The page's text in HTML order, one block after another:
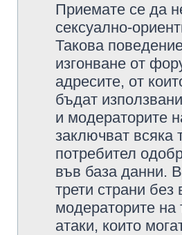
Приемате се да
сексуално-
Такова
изгонване от
адресите, от
бъдат
и модераторите
заключват всяка
потребител
във база данни.
трети страни
модераторите на
атаки, които